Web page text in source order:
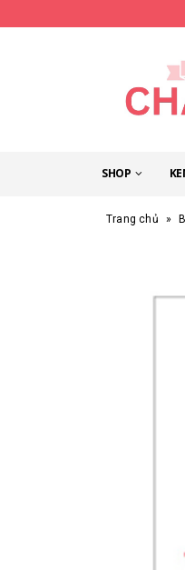
SHOP
Trang chủ »